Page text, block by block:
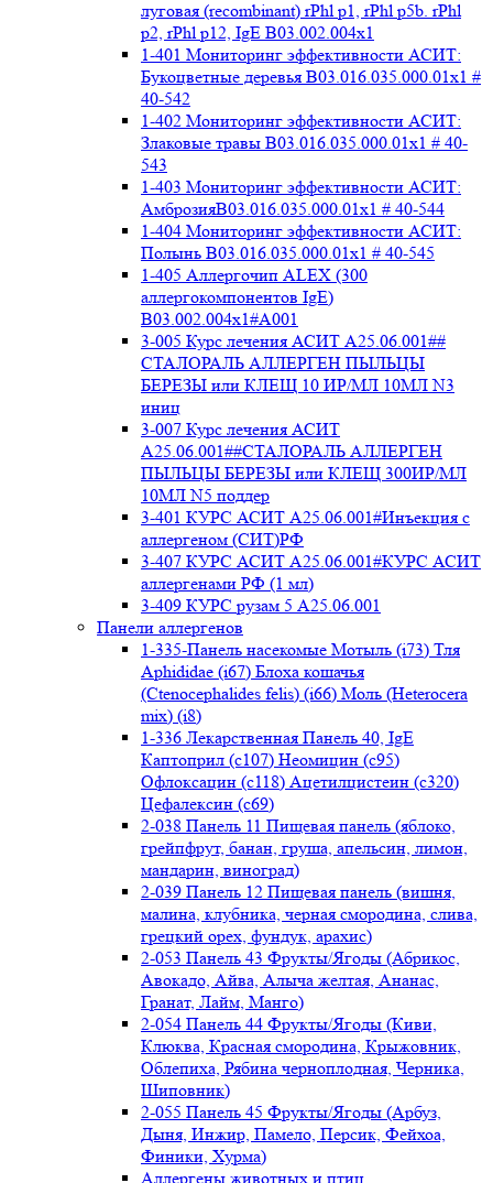
луговая (recombinant) rPhl p1, rPhl p5b. rPhl
p2, rPhl p12, IgE В03.002.004x1
1-401 Мониторинг эффективности АСИТ:
Букоцветные деревья B03.016.035.000.01x1 #
40-542
1-402 Мониторинг эффективности АСИТ:
Злаковые травы B03.016.035.000.01x1 # 40-
543
1-403 Мониторинг эффективности АСИТ:
АмброзияB03.016.035.000.01x1 # 40-544
1-404 Мониторинг эффективности АСИТ:
Полынь B03.016.035.000.01x1 # 40-545
1-405 Аллергочип ALEX (300
аллергокомпонентов IgE)
В03.002.004x1#А001
3-005 Курс лечения АСИТ А25.06.001##
СТАЛОРАЛЬ АЛЛЕРГЕН ПЫЛЬЦЫ
БЕРЕЗЫ или КЛЕЩ 10 ИР/МЛ 10МЛ N3
иниц
3-007 Курс лечения АСИТ
А25.06.001##СТАЛОРАЛЬ АЛЛЕРГЕН
ПЫЛЬЦЫ БЕРЕЗЫ или КЛЕЩ 300ИР/МЛ
10МЛ N5 поддер
3-401 КУРС АСИТ А25.06.001#Инъекция с
аллергеном (СИТ)РФ
3-407 КУРС АСИТ А25.06.001#КУРС АСИТ
аллергенами РФ (1 мл)
3-409 КУРС рузам 5 А25.06.001
Панели аллергенов
1-335-Панель насекомые Мотыль (i73) Тля
Aphididae (i67) Блоха кошачья
(Ctenocephalides felis) (i66) Моль (Heterocera
mix) (i8)
1-336 Лекарственная Панель 40, IgE
Каптоприл (с107) Неомицин (c95)
Офлоксацин (с118) Ацетилцистеин (с320)
Цефалексин (с69)
2-038 Панель 11 Пищевая панель (яблоко,
грейпфрут, банан, груша, апельсин, лимон,
мандарин, виноград)
2-039 Панель 12 Пищевая панель (вишня,
малина, клубника, черная смородина, слива,
грецкий орех, фундук, арахис)
2-053 Панель 43 Фрукты/Ягоды (Абрикос,
Авокадо, Айва, Алыча желтая, Ананас,
Гранат, Лайм, Манго)
2-054 Панель 44 Фрукты/Ягоды (Киви,
Клюква, Красная смородина, Крыжовник,
Облепиха, Рябина черноплодная, Черника,
Шиповник)
2-055 Панель 45 Фрукты/Ягоды (Арбуз,
Дыня, Инжир, Памело, Персик, Фейхоа,
Финики, Хурма)
Аллергены животных и птиц